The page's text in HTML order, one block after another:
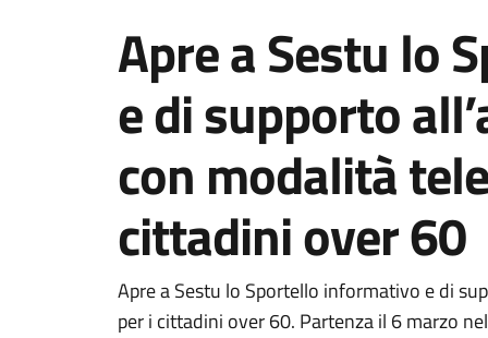
Apre a Sestu lo
e di supporto
con modalità
cittadini over 60
Dettagli della
Apre a Sestu lo Sportello informativo e di
per i cittadini over 60. Partenza il 6 marzo